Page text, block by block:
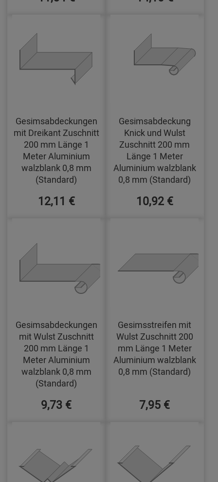
Gesimsabdeckungen
mit Dreikant Zuschnitt
200 mm Länge 1
Meter Aluminium
walzblank 0,8 mm
(Standard)
12,11 €
Gesimsabdeckung
Knick und Wulst
Zuschnitt 200 mm
Länge 1 Meter
Aluminium walzblank
0,8 mm (Standard)
10,92 €
Gesimsabdeckungen
mit Wulst Zuschnitt
200 mm Länge 1
Meter Aluminium
walzblank 0,8 mm
(Standard)
9,73 €
Gesimsstreifen mit
Wulst Zuschnitt 200
mm Länge 1 Meter
Aluminium walzblank
0,8 mm (Standard)
7,95 €